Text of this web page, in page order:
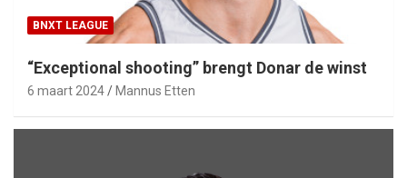
BNXT LEAGUE
“Exceptional shooting” brengt Donar de winst
6 maart 2024 Mannus Etten